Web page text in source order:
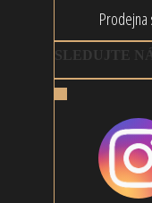
Prodejna
SLEDUJTE